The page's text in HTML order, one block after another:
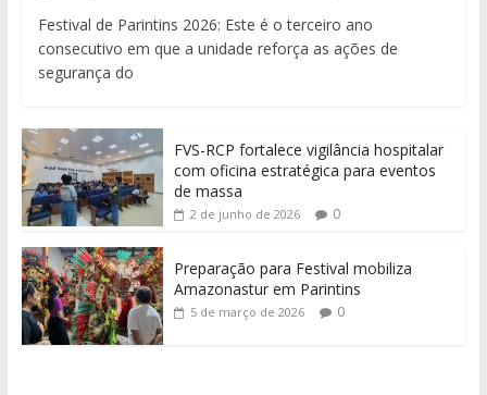
Festival de Parintins 2026: Este é o terceiro ano
consecutivo em que a unidade reforça as ações de
segurança do
FVS-RCP fortalece vigilância hospitalar
com oficina estratégica para eventos
de massa
2 de junho de 2026 0
Preparação para Festival mobiliza
Amazonastur em Parintins
5 de março de 2026 0